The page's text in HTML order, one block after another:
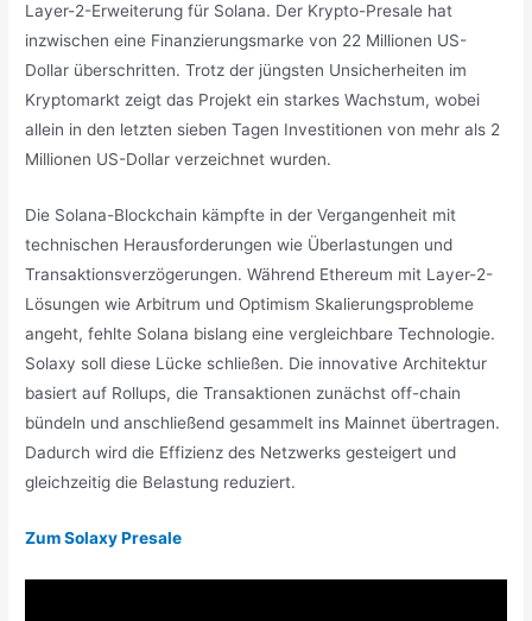
Layer-2-Erweiterung für Solana. Der Krypto-Presale hat
inzwischen eine Finanzierungsmarke von 22 Millionen US-
Dollar überschritten. Trotz der jüngsten Unsicherheiten im
Kryptomarkt zeigt das Projekt ein starkes Wachstum, wobei
allein in den letzten sieben Tagen Investitionen von mehr als 2
Millionen US-Dollar verzeichnet wurden.
Die Solana-Blockchain kämpfte in der Vergangenheit mit
technischen Herausforderungen wie Überlastungen und
Transaktionsverzögerungen. Während Ethereum mit Layer-2-
Lösungen wie Arbitrum und Optimism Skalierungsprobleme
angeht, fehlte Solana bislang eine vergleichbare Technologie.
Solaxy soll diese Lücke schließen. Die innovative Architektur
basiert auf Rollups, die Transaktionen zunächst off-chain
bündeln und anschließend gesammelt ins Mainnet übertragen.
Dadurch wird die Effizienz des Netzwerks gesteigert und
gleichzeitig die Belastung reduziert.
Zum Solaxy Presale